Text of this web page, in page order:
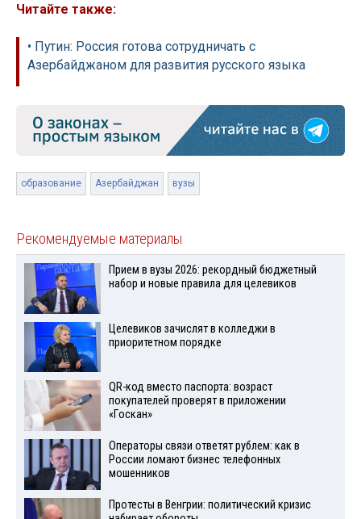
Читайте также:
• Путин: Россия готова сотрудничать с
Азербайджаном для развития русского языка
образование Азербайджан вузы
Рекомендуемые материалы
Прием в вузы 2026: рекордный бюджетный
набор и новые правила для целевиков
Целевиков зачислят в колледжи в
приоритетном порядке
QR-код вместо паспорта: возраст
покупателей проверят в приложении
«Госкан»
Операторы связи ответят рублем: как в
России ломают бизнес телефонных
мошенников
Протесты в Венгрии: политический кризис